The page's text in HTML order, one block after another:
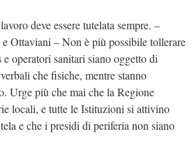
deve essere tutelata sempre. –
Ottaviani – Non è più possibile tollerare
operatori sanitari siano oggetto di
che fisiche, mentre stanno
Urge più che mai che la Regione
locali, e tutte le Istituzioni si attivino
e che i presidi di periferia non siano